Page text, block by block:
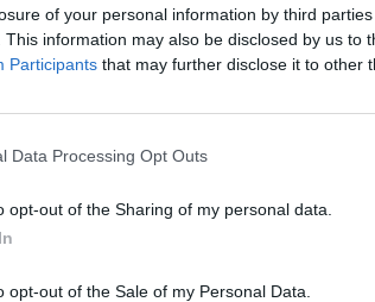
of your personal information by third
This information may also be disclosed by us to
Participants that may further disclose it to other
Data Processing Opt Outs
opt-out of the Sharing of my personal data.
opt-out of the Sale of my Personal Data.